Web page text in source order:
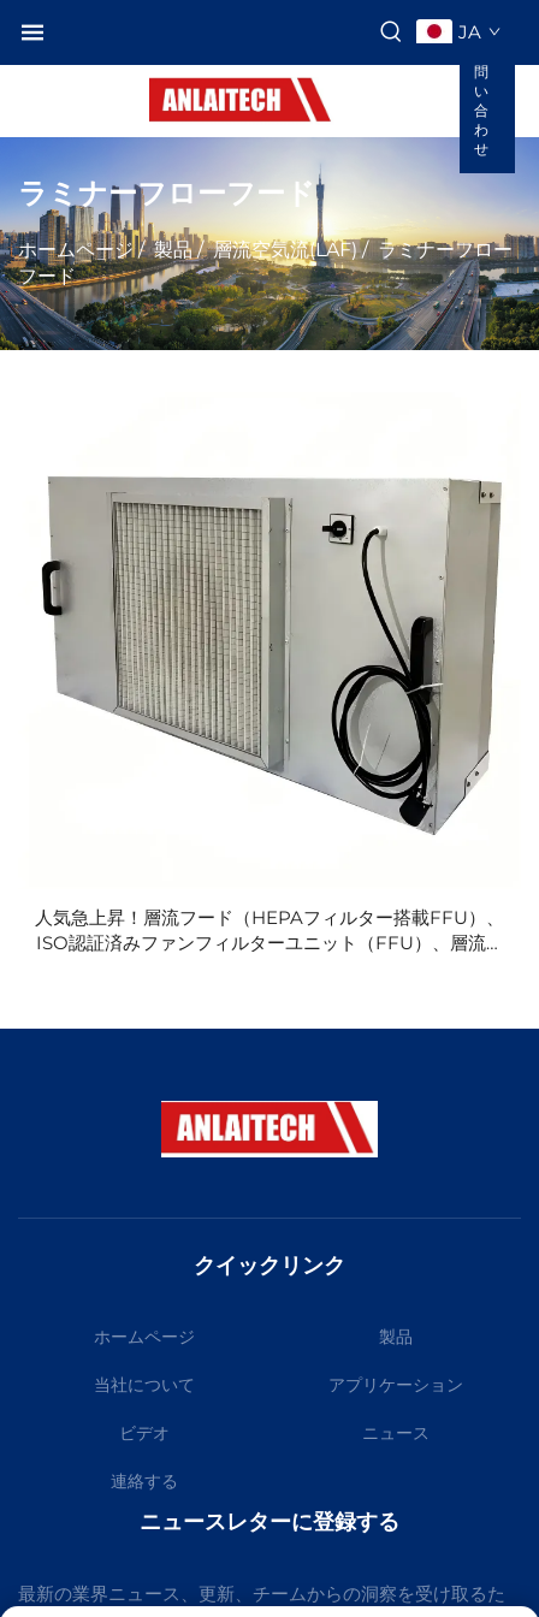
JA
問
い
合
わ
せ
ラミナーフローフード
ホームページ/製品/層流空気流(LAF)/ラミナーフロー
フード
人気急上昇！層流フード（HEPAフィルター搭載FFU）、
ISO認証済みファンフィルターユニット（FFU）、層流空
クイックリンク
ホームページ 製品
当社について アプリケーション
ビデオ ニュース
連絡する
ニュースレターに登録する
最新の業界ニュース、更新、チームからの洞察を受け取るた